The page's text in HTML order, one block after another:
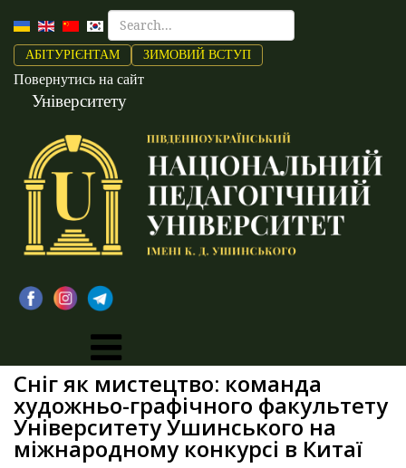
АБІТУРІЄНТАМ ЗИМОВИЙ ВСТУП
Повернутись на сайт
Університету
Сніг як мистецтво: команда
художньо-графічного факультету
Університету Ушинського на
міжнародному конкурсі в Китаї